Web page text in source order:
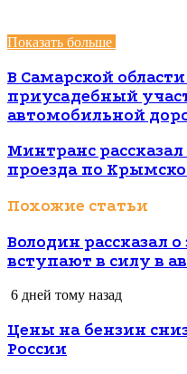
Показать больше
В Cамарской
приусадебный
автомобильной
Минтранс
проезда по
Похожие статьи
Володин рассказал
вступают в силу в
6 дней тому назад
Цены на бензин
России